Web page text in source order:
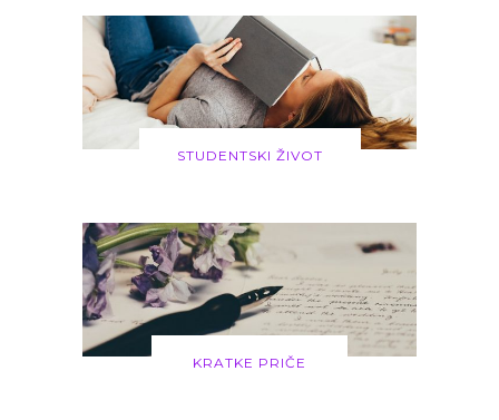
STUDENTSKI ŽIVOT
KRATKE PRIČE